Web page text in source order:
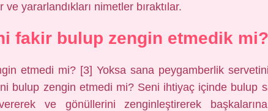
yararlandıkları nimetler bıraktılar.
fakir bulup zengin etmedik mi?
etmedi mi? [3] Yoksa sana peygamberlik
bulup zengin etmedi mi? Seni ihtiyaç içinde bulup
ve gönüllerini zenginleştirerek